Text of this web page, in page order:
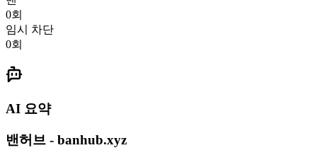
0회
임시 차단
0회
AI 요약
밴허브 - banhub.xyz